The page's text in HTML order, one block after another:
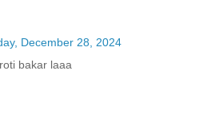
December 28, 2024
bakar laaa